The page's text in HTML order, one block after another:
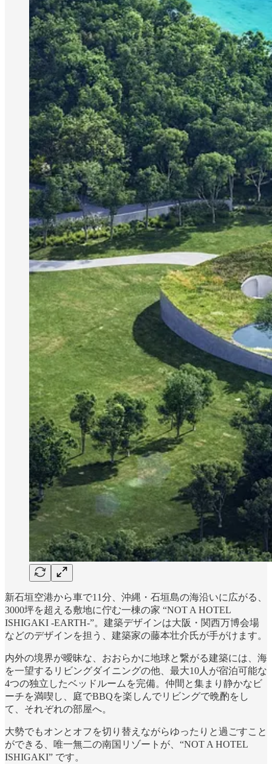
新石垣空港から車で11分、沖縄・石垣島の海沿いに広がる、
3000坪を超える敷地に佇む一棟の家 “NOT A HOTEL
ISHIGAKI -EARTH-”。建築デザインは大阪・関西万博会場
などのデザインを担う、建築家の藤本壮介氏が手がけます。
内外の境界が曖昧な、おおらかに地球と繋がる建築には、海
を一望するリビングダイニングの他、最大10人が宿泊可能な
4つの独立したベッドルームを完備。仲間と集まり静かなビ
ーチを満喫し、庭でBBQを楽しんでリビングで晩酌をし
て、それぞれの部屋へ。
大勢でもオンとオフを切り替えながらゆったりと過ごすこと
ができる、唯一無二の南国リゾートが、“NOT A HOTEL
ISHIGAKI” です。